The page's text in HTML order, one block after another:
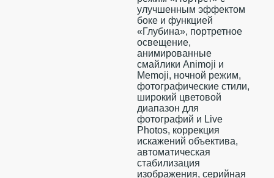
улучшенным эффектом
боке и функцией
«Глубина», портретное
освещение,
анимированные
смайлики Animoji и
Memoji, ночной режим,
фотографические стили,
широкий цветовой
диапазон для
фотографий и Live
Photos, коррекция
искажений объектива,
автоматическая
стабилизация
изображения, серийная